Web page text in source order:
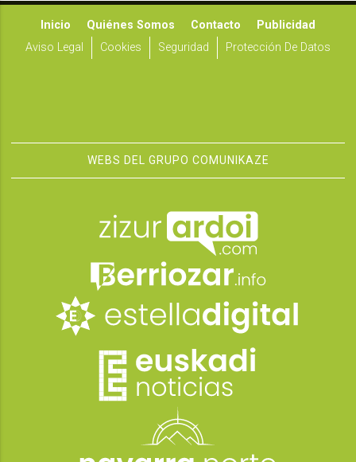
Inicio Quiénes Somos Contacto
Publicidad
Aviso Legal
Cookies Seguridad Protección De Datos
WEBS DEL GRUPO COMUNIKAZE